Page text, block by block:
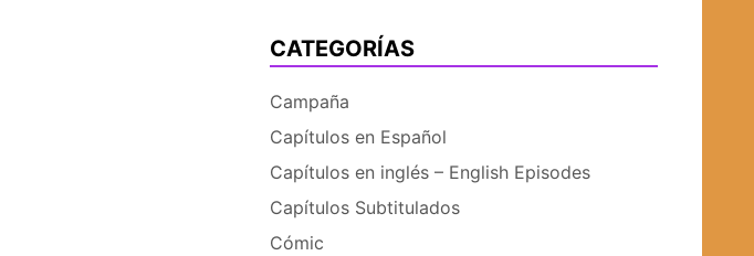
SUBMENÚ SUBMENÚ
CATEGORÍAS
Campaña
Capítulos en Español
Capítulos en inglés – English Episodes
Capítulos Subtitulados
Cómic